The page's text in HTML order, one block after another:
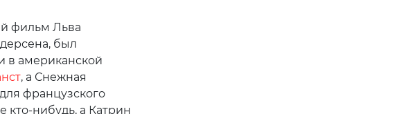
фильм Льва
был
в американской
, а Снежная
французского
кто-нибудь, а Катрин